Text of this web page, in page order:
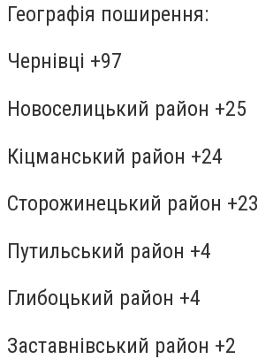
Географія поширення:
Чернівці +97
Новоселицький район +25
Кіцманський район +24
Сторожинецький район +23
Путильський район +4
Глибоцький район +4
Заставнівський район +2